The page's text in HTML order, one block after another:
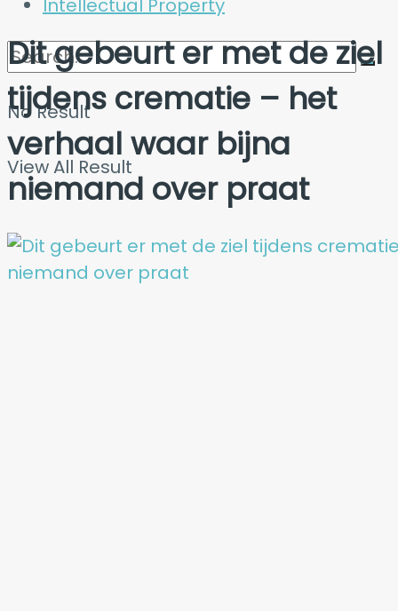
Intellectual Property
No Result
View All Result
Dit gebeurt er met de ziel
tijdens crematie – het
verhaal waar bijna
niemand over praat